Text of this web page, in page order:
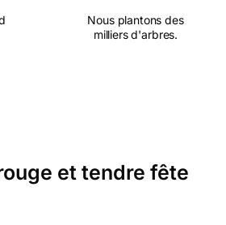
Nous plantons des
milliers d'arbres.
et tendre fête